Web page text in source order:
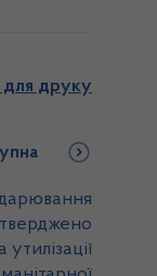
для друку